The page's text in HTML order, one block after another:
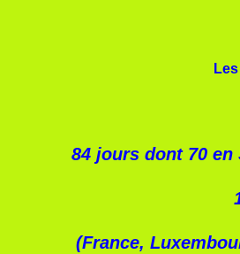
84 jours dont 70
(France,